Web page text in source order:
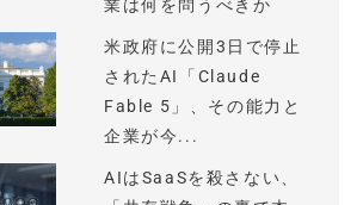
業は何を問うべきか
米政府に公開3日で停止
されたAI「Claude
Fable 5」、その能力と
企業が今...
AIはSaaSを殺さない、